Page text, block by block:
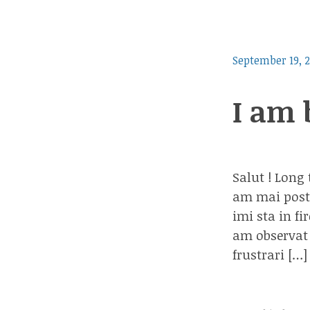
September 19,
I am
Salut !
am mai
imi sta in
am
frustrari […]